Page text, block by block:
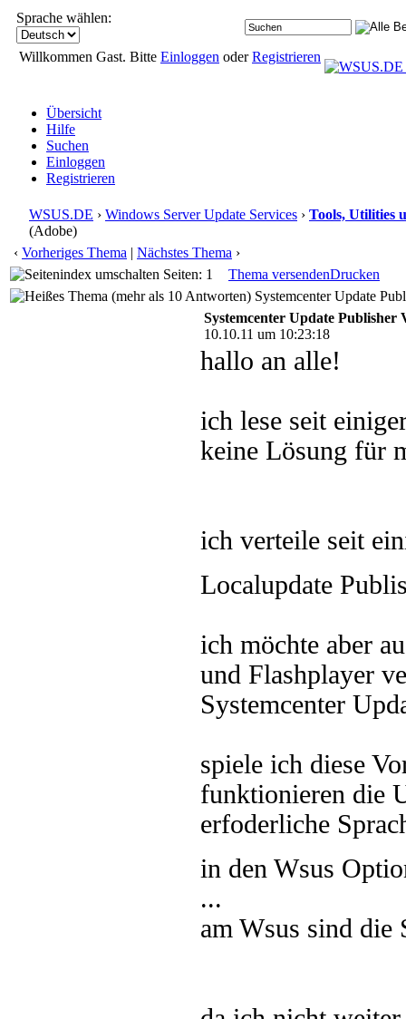
Sprache wählen:
Willkommen Gast. Bitte Einloggen oderRegistrieren
Übersicht
Hilfe
Suchen
Einloggen
Registrieren
WSUS.DE › Windows Server Update Services › Tools, Utilities
(Adobe)
‹ Vorheriges Thema | Nächstes Thema ›
Seiten: 1
Thema versendenDrucken
Systemcenter Update
Systemcenter Update
10.10.11 um 10:23:18
hallo an alle!
ich lese seit
keine Lösung für
ich verteile seit
Localupdate
ich möchte aber
und Flashplayer
Systemcenter
spiele ich diese
funktionieren die
erfoderliche
in den Wsus
...
am Wsus sind die